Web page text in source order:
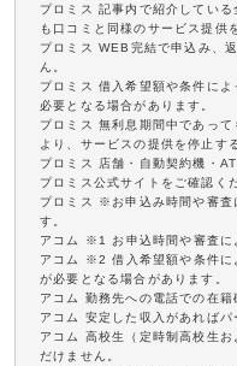
プロミス 記事内で紹介している
も口コミと同様のサービス提供
プロミス WEB完結で申込み、
ん。
プロミス 借入希望額や条件に
必要となる場合があります。
プロミス 無利息期間中であっ
より、サービスの提供を停止す
プロミス 店舗・自動契約機・
プロミス公式サイトをご確認く
プロミス ※お申込み時間や審査
す。
アコム ※1 お申込時間や審査に
アコム ※2 借入希望額や条件に
が必要となる場合があります。
アコム 勤務先への電話での在籍
アコム 安定した収入があればパ
アコム 高校生（定時制高校生
だけません。